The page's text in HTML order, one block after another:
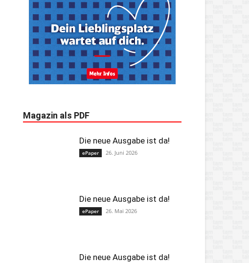
Magazin als PDF
Die neue Ausgabe ist da!
ePaper 26. Juni 2026
Die neue Ausgabe ist da!
ePaper 26. Mai 2026
Die neue Ausgabe ist da!